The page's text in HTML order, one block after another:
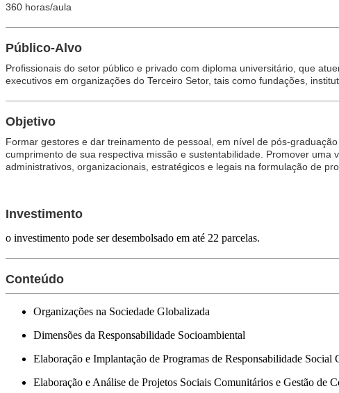
360 horas/aula
Público-Alvo
Profissionais do setor público e privado com diploma universitário, que
executivos em organizações do Terceiro Setor, tais como fundações,
Objetivo
Formar gestores e dar treinamento de pessoal, em nível de pós-
cumprimento de sua respectiva missão e sustentabilidade. Promover
administrativos, organizacionais, estratégicos e legais na formulação de
Investimento
o investimento pode ser desembolsado em até 22 parcelas.
Conteúdo
Organizações na Sociedade Globalizada
Dimensões da Responsabilidade Socioambiental
Elaboração e Implantação de Programas de Responsabilidade Social
Elaboração e Análise de Projetos Sociais Comunitários e Gestão de